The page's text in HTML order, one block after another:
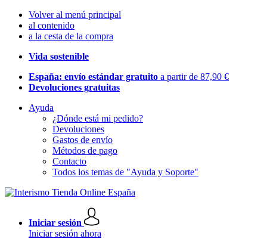
Volver al menú principal
al contenido
a la cesta de la compra
Vida sostenible
España: envío estándar gratuito a partir de 87,90 €
Devoluciones gratuitas
Ayuda
¿Dónde está mi pedido?
Devoluciones
Gastos de envío
Métodos de pago
Contacto
Todos los temas de "Ayuda y Soporte"
Iniciar sesión
Iniciar sesión ahora